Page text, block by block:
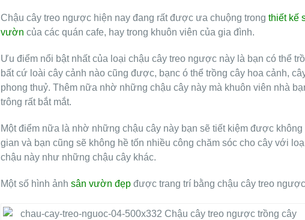
Chậu cây treo ngược hiện nay đang rất được ưa chuộng trong thiết kế
vườn của các quán cafe, hay trong khuôn viên của gia đình.
Ưu điểm nổi bật nhất của loại chậu cây treo ngược này là bạn có thể
bất cứ loài cây cảnh nào cũng được, bạnc ó thể trồng cây hoa cảnh,
phong thuỷ. Thêm nữa nhờ những chậu cây này mà khuôn viên nhà
trông rất bắt mắt.
Một điểm nữa là nhờ những chậu cây này bạn sẽ tiết kiệm được không
gian và bạn cũng sẽ không hề tốn nhiều công chăm sóc cho cây với
chậu này như những chậu cây khác.
Một số hình ảnh sân vườn đẹp được trang trí bằng chậu cây treo